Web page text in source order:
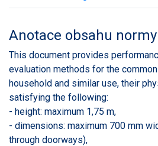
Anotace obsahu normy
This document provides
evaluation methods for the
household and similar use, their
satisfying the following:
- height: maximum 1,75 m,
- dimensions: maximum 700 mm
through doorways),